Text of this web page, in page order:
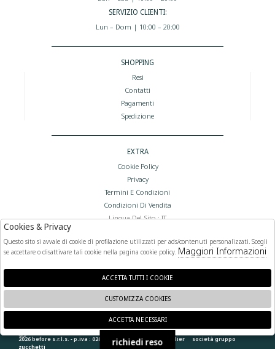
SERVIZIO CLIENTI:
Lun – Dom | 10:00 – 20:00
SHOPPING
Resi
Contatti
Pagamenti
Spedizione
EXTRA
Cookie Policy
Privacy
Termini E Condizioni
Condizioni Di Vendita
Lingua Del Sito : IT
FOLLOW US
2026 before s.r.l.s. - p.iva : 02066400892 powered by atelier società gruppo
zucchetti
🍪
richiedi reso
Cookies & Privacy
Questo sito si avvale di cookie di profilazione utilizzati per ads/contenuti personalizzati. Scegli
se accettare o disattivare tali cookie nella pagina cookie policy. Maggiori Informazioni
ACCETTA TUTTI I COOKIE
CUSTOMIZZA COOKIES
ACCETTA NECESSARI